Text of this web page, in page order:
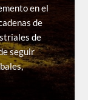
en el
de
de
seguir